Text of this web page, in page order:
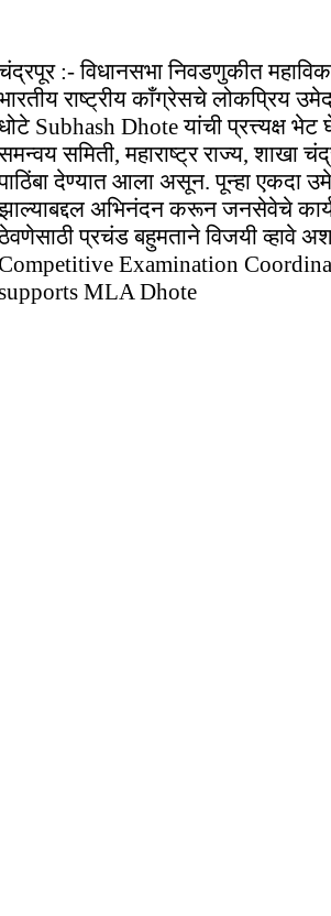
:- विधानसभा निवडणुकीत
राष्ट्रीय काँग्रेसचे लोकप्रिय
Subhash Dhote यांची प्रत्त्यक्ष भेट
समिती, महाराष्ट्र राज्य, शाखा
देण्यात आला असून. पून्हा एकदा
अभिनंदन करून जनसेवेचे
प्रचंड बहुमताने विजयी व्हावे
Examination
MLA Dhote